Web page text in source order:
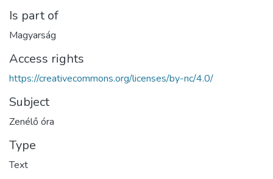
Is part of
Magyarság
Access rights
https://creativecommons.org/licenses/by-nc/4.0/
Subject
Zenélő óra
Type
Text